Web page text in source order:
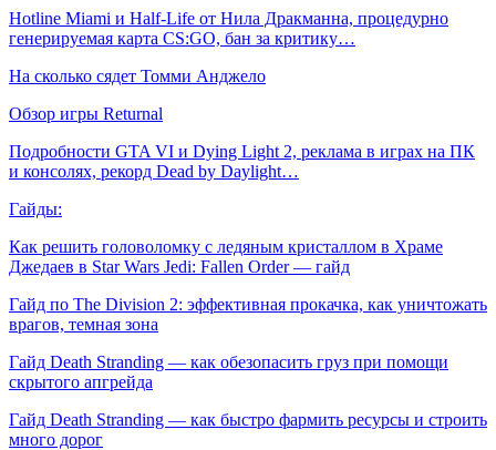
Hotline Miami и Half-Life от Нила Дракманна, процедурно
генерируемая карта CS:GO, бан за критику…
На сколько сядет Томми Анджело
Обзор игры Returnal
Подробности GTA VI и Dying Light 2, реклама в играх на ПК
и консолях, рекорд Dead by Daylight…
Гайды:
Как решить головоломку с ледяным кристаллом в Храме
Джедаев в Star Wars Jedi: Fallen Order — гайд
Гайд по The Division 2: эффективная прокачка, как уничтожать
врагов, темная зона
Гайд Death Stranding — как обезопасить груз при помощи
скрытого апгрейда
Гайд Death Stranding — как быстро фармить ресурсы и строить
много дорог